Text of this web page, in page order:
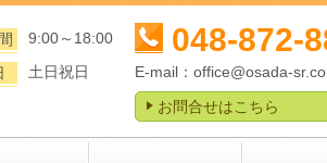
9:00～18:00
土日祝日
048-872-
E-mail： office@osada-
お問合せはこちら